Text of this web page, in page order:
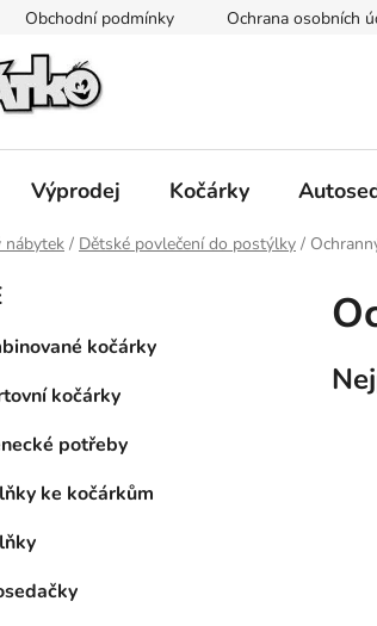
Obchodní podmínky Ochrana osobních
Výprodej Kočárky
nábytek / Dětské povlečení do postýlky /
kočárky
kočárky
potřeby
ke kočárkům